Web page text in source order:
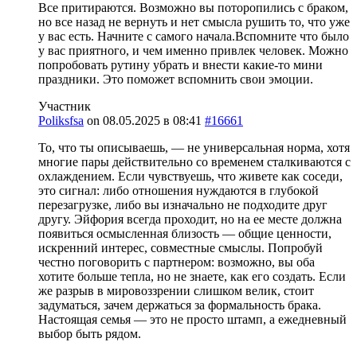
Все притираются. Возможно вы поторопились с браком,
но все назад не вернуть и нет смысла рушить то, что уже
у вас есть. Начните с самого начала.Вспомните что было
у вас приятного, и чем именно привлек человек. Можно
попробовать рутину убрать и внести какие-то мини
праздники. Это поможет вспомнить свои эмоции.
Участник
Poliksfsa on 08.05.2025 в 08:41 #16661
То, что ты описываешь, — не универсальная норма, хотя
многие пары действительно со временем сталкиваются с
охлаждением. Если чувствуешь, что живете как соседи,
это сигнал: либо отношения нуждаются в глубокой
перезагрузке, либо вы изначально не подходите друг
другу. Эйфория всегда проходит, но на ее месте должна
появиться осмысленная близость — общие ценности,
искренний интерес, совместные смыслы. Попробуй
честно поговорить с партнером: возможно, вы оба
хотите больше тепла, но не знаете, как его создать. Если
же разрыв в мировоззрении слишком велик, стоит
задуматься, зачем держаться за формальность брака.
Настоящая семья — это не просто штамп, а ежедневный
выбор быть рядом.